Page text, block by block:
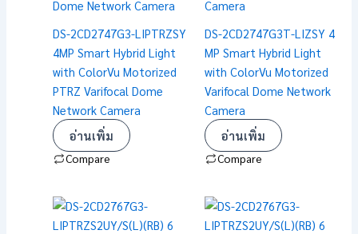
DS-2CD2747G3-LIPTRZSY
4MP Smart Hybrid Light
with ColorVu Motorized
PTRZ Varifocal Dome
Network Camera
อ่านเพิ่ม
Compare
DS-2CD2747G3T-LIZSY 4
MP Smart Hybrid Light
with ColorVu Motorized
Varifocal Dome Network
Camera
อ่านเพิ่ม
Compare